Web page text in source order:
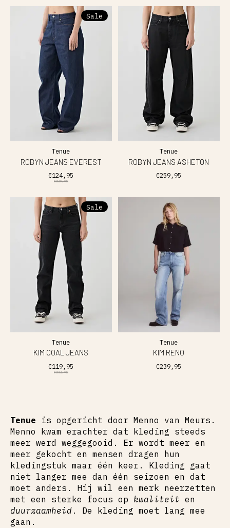
Sale
Tenue
ROBYN JEANS EVEREST
€124,95
€249,95
Tenue
ROBYN JEANS ASHETON
€259,95
Sale
Tenue
KIM COAL JEANS
€119,95
€234,95
Tenue
KIM RENO
€239,95
Tenue is opgericht door Menno van Meurs.
Menno kwam erachter dat kleding steeds
meer werd weggegooid. Er wordt meer en
meer gekocht en mensen dragen hun
kledingstuk maar één keer. Kleding gaat
niet langer mee dan één seizoen en dat
moet anders. Hij wil een merk neerzetten
met een sterke focus op kwaliteit en
duurzaamheid . De kleding moet lang mee
gaan.